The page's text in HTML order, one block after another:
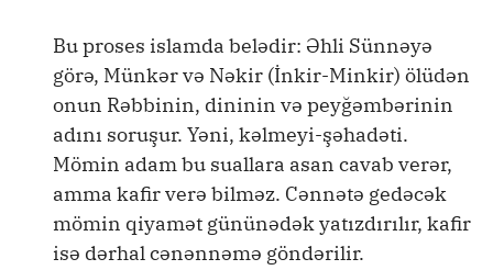
Bu proses islamda belədir: Əhli Sünnəyə
görə, Münkər və Nəkir (İnkir-Minkir) ölüdən
onun Rəbbinin, dininin və peyğəmbərinin
adını soruşur. Yəni, kəlmeyi-şəhadəti.
Mömin adam bu suallara asan cavab verər,
amma kafir verə bilməz. Cənnətə gedəcək
mömin qiyamət gününədək yatızdırılır, kafir
isə dərhal cənənnəmə göndərilir.